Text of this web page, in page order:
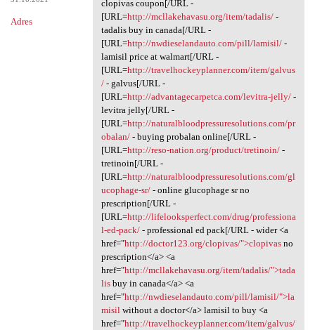
Adres
clopivas coupon[/URL -
[URL=http://mcllakehavasu.org/item/tadalis/-
tadalis buy in canada[/URL -
[URL=http://nwdieselandauto.com/pill/lamisil/-
lamisil price at walmart[/URL -
[URL=http://travelhockeyplanner.com/item/galvus
/- galvus[/URL -
[URL=http://advantagecarpetca.com/levitra-jelly/-
levitra jelly[/URL -
[URL=http://naturalbloodpressuresolutions.com/pr
obalan/- buying probalan online[/URL -
[URL=http://reso-nation.org/product/tretinoin/-
tretinoin[/URL -
[URL=http://naturalbloodpressuresolutions.com/gl
ucophage-sr/- online glucophage sr no
prescription[/URL -
[URL=http://lifelooksperfect.com/drug/professiona
l-ed-pack/- professional ed pack[/URL - wider <a
href="http://doctor123.org/clopivas/">clopivasno
prescription</a> <a
href="http://mcllakehavasu.org/item/tadalis/">tada
lisbuy in canada</a> <a
href="http://nwdieselandauto.com/pill/lamisil/">la
misilwithout a doctor</a> lamisil to buy <a
href="http://travelhockeyplanner.com/item/galvus/